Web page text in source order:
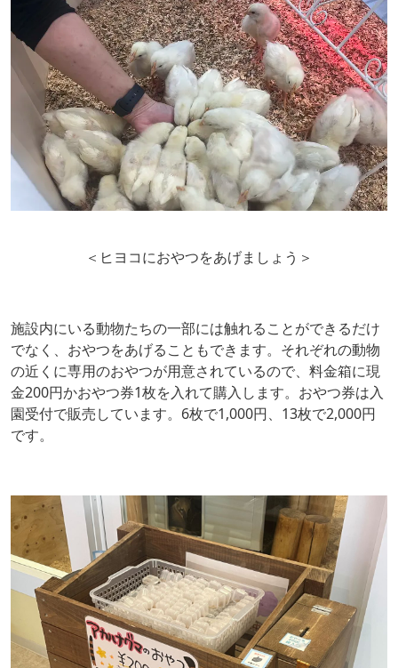
＜ヒヨコにおやつをあげましょう＞
施設内にいる動物たちの一部には触れることができるだけ
でなく、おやつをあげることもできます。それぞれの動物
の近くに専用のおやつが用意されているので、料金箱に現
金200円かおやつ券1枚を入れて購入します。おやつ券は入
園受付で販売しています。6枚で1,000円、13枚で2,000円
です。